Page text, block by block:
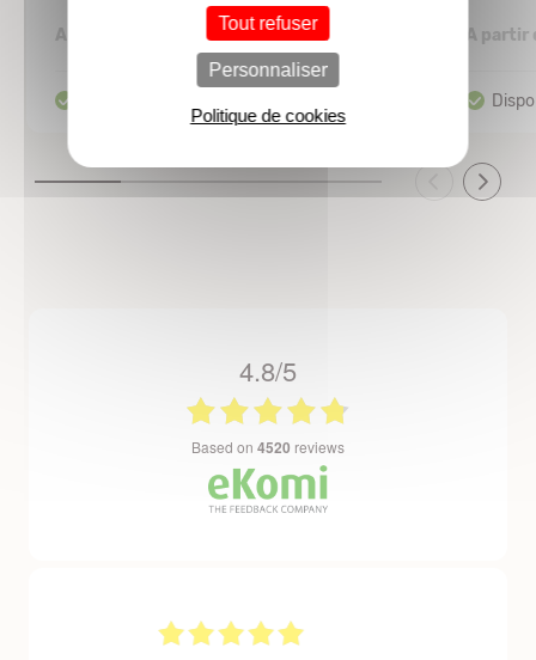
A partir de 2,89 € A partir
4.8/5
based on 4520 reviews
Tout refuser
Personnaliser
Politique de cookies